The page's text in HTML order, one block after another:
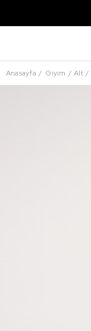
Anasayfa Giyim Alt